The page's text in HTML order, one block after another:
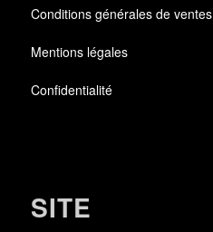
Conditions générales de ventes
Mentions légales
Confidentialité
SITE